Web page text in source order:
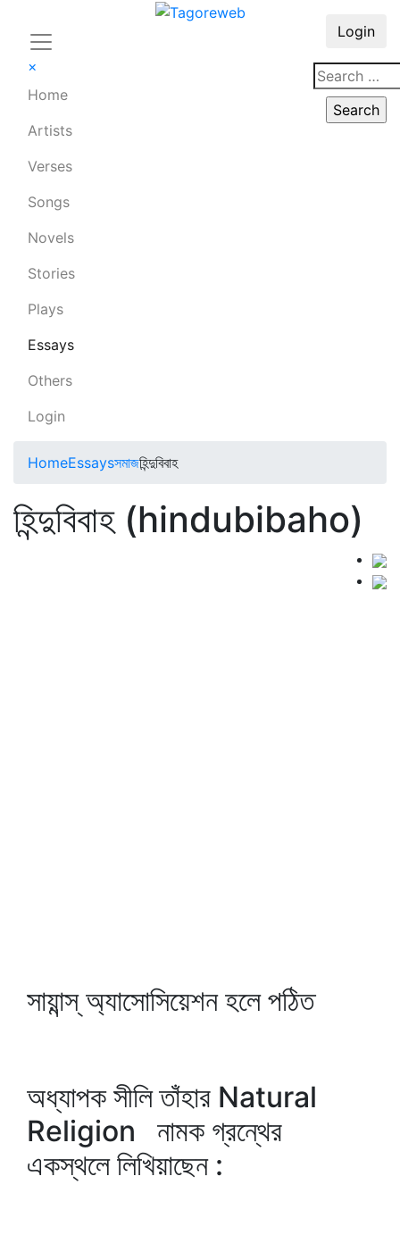
×
Home
Artists
Verses
Songs
Novels
Stories
Plays
Essays
Others
Login
Login
HomeEssaysসমাজহিন্দুবিবাহ
হিন্দুবিবাহ (hindubibaho)
সায়ান্স্‌ অ্যাসোসিয়েশন হলে পঠিত
অধ্যাপক সীলি তাঁহার Natural
Religion নামক গ্রন্থের
একস্থলে লিখিয়াছেন :